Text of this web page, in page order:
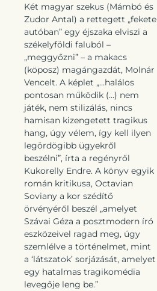
Két magyar szekus (Mámbó és
Zudor Antal) a rettegett „fekete
autóban” egy éjszaka elviszi a
székelyföldi faluból –
„meggyőzni” – a makacs
(köposz) magángazdát, Molnár
Vencelt. A képlet „…halálos
pontosan működik (…) nem
játék, nem stilizálás, nincs
hamisan kizengetett tragikus
hang, úgy vélem, így kell ilyen
legördögibb ügyekről
beszélni”, írta a regényről
Kukorelly Endre. A könyv egyik
román kritikusa, Octavian
Soviany a kor szédítő
örvényéről beszél „amelyet
Szávai Géza a posztmodern író
eszközeivel ragad meg, úgy
szemlélve a történelmet, mint
a ‘látszatok’ sorjázását, amelyet
egy hatalmas tragikomédia
levegője leng be.”